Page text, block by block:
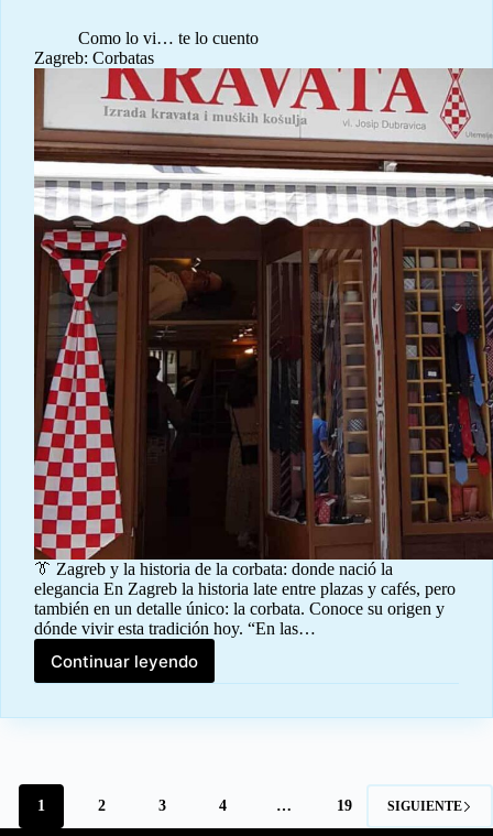
Como lo vi… te lo cuento
Zagreb: Corbatas
👔 Zagreb y la historia de la corbata: donde nació la
elegancia En Zagreb la historia late entre plazas y cafés, pero
también en un detalle único: la corbata. Conoce su origen y
dónde vivir esta tradición hoy. “En las…
Continuar leyendo
Zagreb:
Corbatas
1 2 3 4 … 19 SIGUIENTE